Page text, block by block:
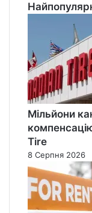
Мільйони
Tire
8 Серпня 2026